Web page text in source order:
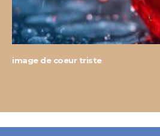
image de coeur triste